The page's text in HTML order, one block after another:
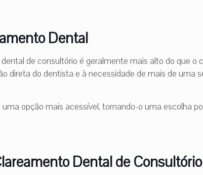
Dental
dental de consultório é geralmente mais alto do que o
direta do dentista e à necessidade de mais de uma
opção mais acessível, tornando-o uma escolha
Dental de